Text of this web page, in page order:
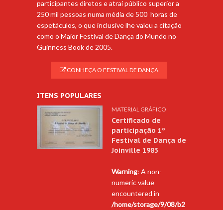
participantes diretos e atrai público superior a
250 mil pessoas numa média de 500 horas de
espetáculos, o que inclusive lhe valeu a citação
como o Maior Festival de Dança do Mundo no
Guinness Book de 2005.
CONHEÇA O FESTIVAL DE DANÇA
ITENS POPULARES
MATERIAL GRÁFICO
Certificado de
participação 1º
Festival de Dança de
Joinville 1983
Warning: A non-
numeric value
encountered in
/home/storage/9/08/b2